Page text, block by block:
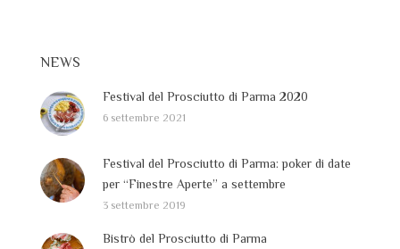
NEWS
Festival del Prosciutto di Parma 2020
6 settembre 2021
Festival del Prosciutto di Parma: poker di date
per “Finestre Aperte” a settembre
3 settembre 2019
Bistrò del Prosciutto di Parma